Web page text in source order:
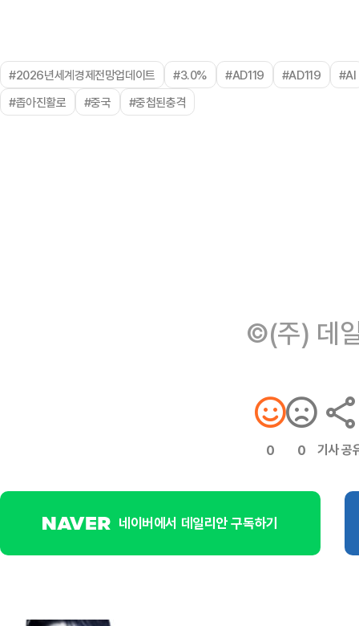
#2026년세계경제전망업데이트 #3.0% #AD119 #AD119
#AI
#좁아진활로
#중국 #중첩된충격
©(주) 데
0 0 기사 공
네이버에서 데일리안 구독하기